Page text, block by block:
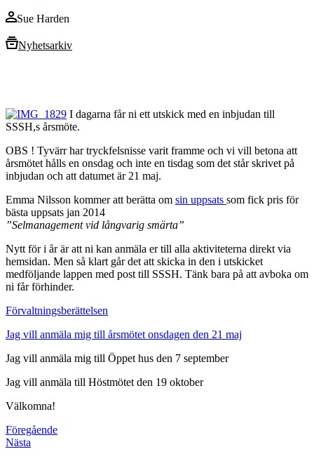
Sue Harden
Nyhetsarkiv
I dagarna får ni ett utskick med en inbjudan till
SSSH,s årsmöte.
OBS ! Tyvärr har tryckfelsnisse varit framme och vi vill betona att
årsmötet hålls en onsdag och inte en tisdag som det står skrivet på
inbjudan och att datumet är 21 maj.
Emma Nilsson kommer att berätta om sin uppsats som fick pris för
bästa uppsats jan 2014
”Selmanagement vid långvarig smärta”
Nytt för i år är att ni kan anmäla er till alla aktiviteterna direkt via
hemsidan. Men så klart går det att skicka in den i utskicket
medföljande lappen med post till SSSH. Tänk bara på att avboka om
ni får förhinder.
Förvaltningsberättelsen
Jag vill anmäla mig till årsmötet onsdagen den 21 maj
Jag vill anmäla mig till Öppet hus den 7 september
Jag vill anmäla till Höstmötet den 19 oktober
Välkomna!
Föregående
Nästa